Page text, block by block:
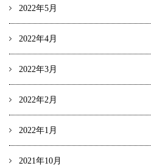
2022年5月
2022年4月
2022年3月
2022年2月
2022年1月
2021年10月